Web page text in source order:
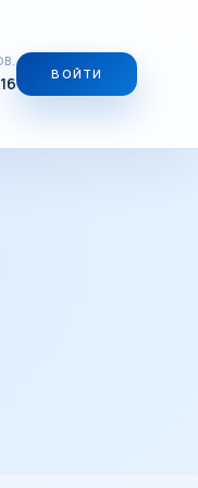
ВОЙТИ